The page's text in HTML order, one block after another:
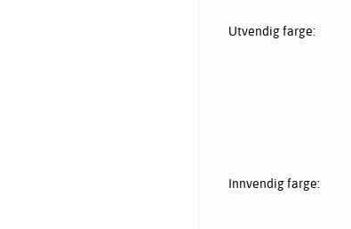
Utvendig farge:
Innvendig farge: